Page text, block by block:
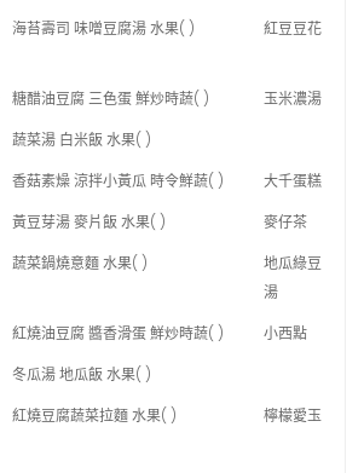
海苔壽司 味噌豆腐湯 水果( ) 紅豆豆花
糖醋油豆腐 三色蛋 鮮炒時蔬( )
玉米濃湯
蔬菜湯 白米飯 水果( )
香菇素燥 涼拌小黃瓜 時令鮮蔬( )
大千蛋糕
黃豆芽湯 麥片飯 水果( )
麥仔茶
蔬菜鍋燒意麵 水果( )
地瓜綠豆
湯
紅燒油豆腐 醬香滑蛋 鮮炒時蔬( )
小西點
冬瓜湯 地瓜飯 水果( )
紅燒豆腐蔬菜拉麵 水果( ) 檸檬愛玉